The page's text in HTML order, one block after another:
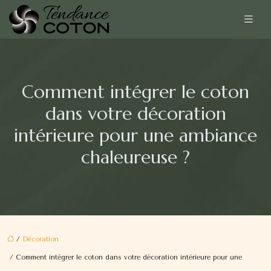
Comment intégrer le coton
dans votre décoration
intérieure pour une ambiance
chaleureuse ?
/ Décoration
/ Comment intégrer le coton dans votre décoration intérieure pour une